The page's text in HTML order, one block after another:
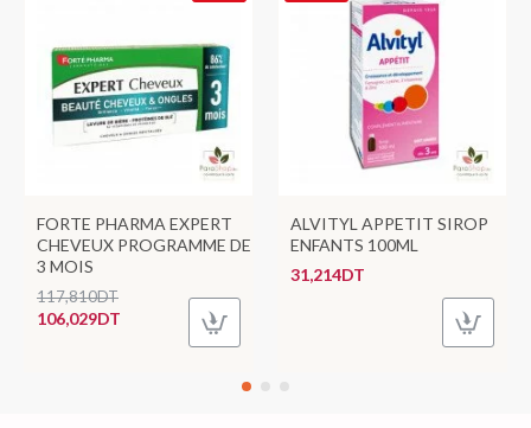
FORTE PHARMA EXPERT
CHEVEUX PROGRAMME DE
3 MOIS
106,029DT
117,810DT
ALVITYL APPETIT SIROP
ENFANTS 100ML
31,214DT